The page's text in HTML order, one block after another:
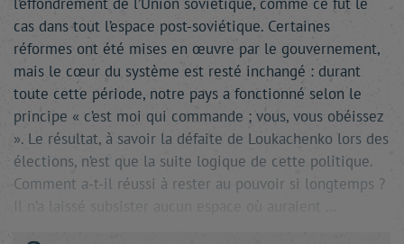
cas dans tout l’espace post-soviétique. Certaines
réformes ont été mises en œuvre par le gouvernement,
mais le cœur du système est resté inchangé : durant
toute cette période, notre pays a fonctionné selon le
principe « c’est moi qui commande ; vous, vous obéissez
». Le résultat, à savoir la défaite de Loukachenko lors des
élections, n’est que la suite logique de cette politique.
Comment a-t-il réussi à rester au pouvoir si longtemps ?
Il n’a laissé subsister aucun espace où auraient …